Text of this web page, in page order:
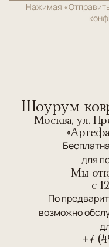
Нажимая
Шоурум
Москва, ул.
для
Мы
c
По
возможно
+7